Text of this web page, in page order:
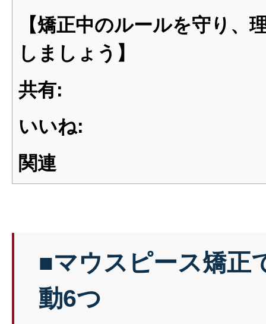
【矯正中のルールを守り、
しましょう】
共有:
いいね:
関連
■マウスピース矯正
動6つ